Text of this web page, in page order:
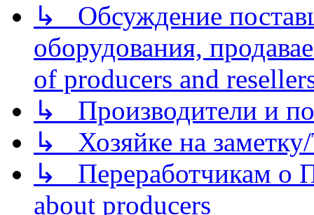
↳ Обсуждение
оборудования,
of producers and
↳ Производители и
↳ Хозяйке на
↳ Переработчикам о
about producers